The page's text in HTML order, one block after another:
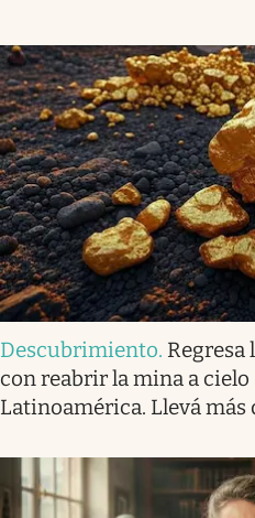
Descubrimiento. Regresa
con reabrir la mina a
Latinoamérica. Llevá más